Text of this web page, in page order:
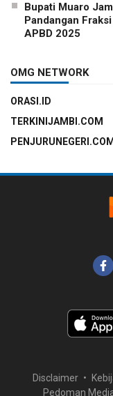
Bupati Muaro
Pandangan
APBD 2025
OMG NETWORK
ORASI.ID
TERKINIJAMBI.COM
PENJURUNEGERI.COM
Disclaimer
Pedoman